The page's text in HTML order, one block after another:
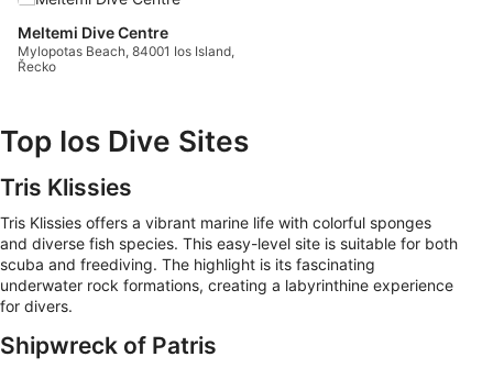
Meltemi Dive Centre
Mylopotas Beach, 84001 Ios Island,
Řecko
Top Ios Dive Sites
Tris Klissies
Tris Klissies offers a vibrant marine life with colorful sponges
and diverse fish species. This easy-level site is suitable for both
scuba and freediving. The highlight is its fascinating
underwater rock formations, creating a labyrinthine experience
for divers.
Shipwreck of Patris